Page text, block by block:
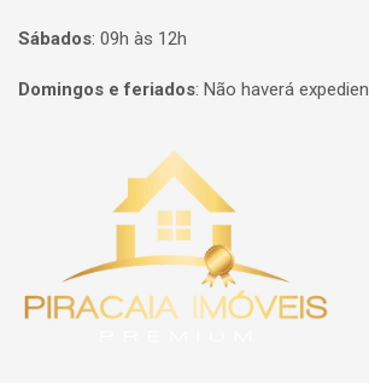
Sábados: 09h às 12h
Domingos e feriados: Não haverá
Página inicial